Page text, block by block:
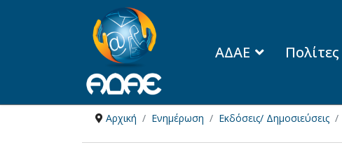
ΑΔΑΕ Πολίτες
Αρχική Ενημέρωση Εκδόσεις/ Δημοσιεύσεις